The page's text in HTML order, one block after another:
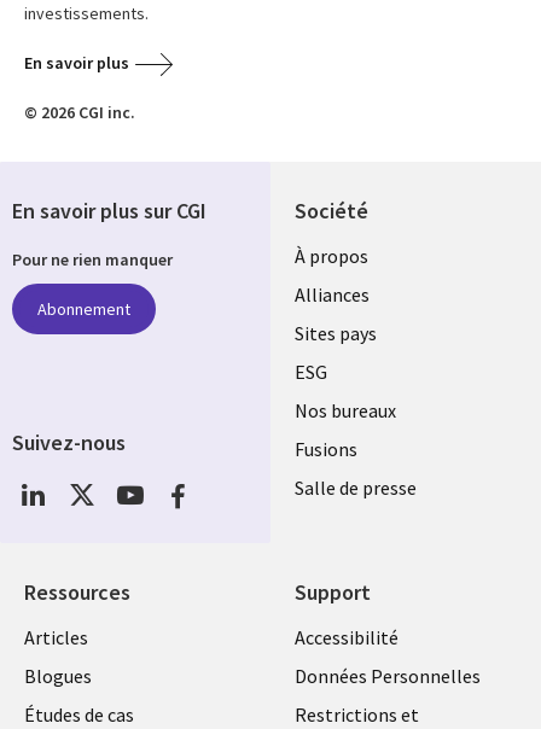
investissements.
En savoir plus
© 2026 CGI inc.
Société
À propos
Alliances
Sites pays
ESG
Nos bureaux
Fusions
Salle de presse
Ressources
Articles
Blogues
Études de cas
Support
Accessibilité
Données Personnelles
Restrictions et
En savoir plus sur CGI
Pour ne rien manquer
Abonnement
Suivez-nous
Social
Media